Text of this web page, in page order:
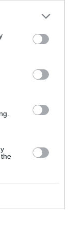
les bras
si les coffres à
dans les
soi. En
dégagés.
à bagages
passent outre
RÉPONDRE
34 min